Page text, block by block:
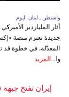
واشنطن ـ لبنان اليوم
أثار الملياردير
جديدة تعتزم منصة
المعدّلة، في خطوة قد
وا...
المزيد
إيران تفتح